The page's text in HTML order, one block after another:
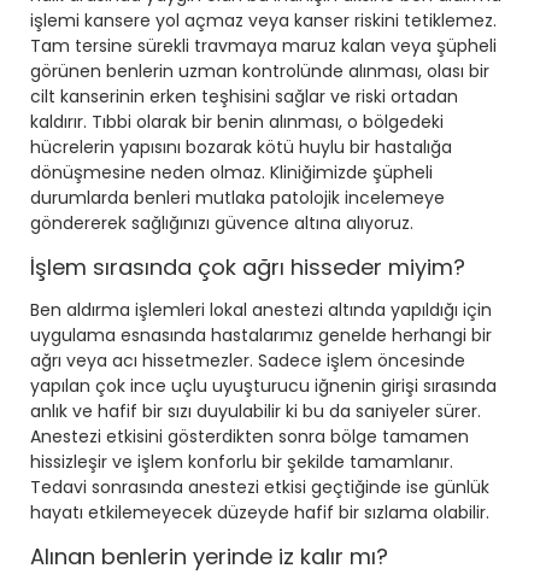
işlemi kansere yol açmaz veya kanser riskini tetiklemez.
Tam tersine sürekli travmaya maruz kalan veya şüpheli
görünen benlerin uzman kontrolünde alınması, olası bir
cilt kanserinin erken teşhisini sağlar ve riski ortadan
kaldırır. Tıbbi olarak bir benin alınması, o bölgedeki
hücrelerin yapısını bozarak kötü huylu bir hastalığa
dönüşmesine neden olmaz. Kliniğimizde şüpheli
durumlarda benleri mutlaka patolojik incelemeye
göndererek sağlığınızı güvence altına alıyoruz.
İşlem sırasında çok ağrı hisseder miyim?
Ben aldırma işlemleri lokal anestezi altında yapıldığı için
uygulama esnasında hastalarımız genelde herhangi bir
ağrı veya acı hissetmezler. Sadece işlem öncesinde
yapılan çok ince uçlu uyuşturucu iğnenin girişi sırasında
anlık ve hafif bir sızı duyulabilir ki bu da saniyeler sürer.
Anestezi etkisini gösterdikten sonra bölge tamamen
hissizleşir ve işlem konforlu bir şekilde tamamlanır.
Tedavi sonrasında anestezi etkisi geçtiğinde ise günlük
hayatı etkilemeyecek düzeyde hafif bir sızlama olabilir.
Alınan benlerin yerinde iz kalır mı?